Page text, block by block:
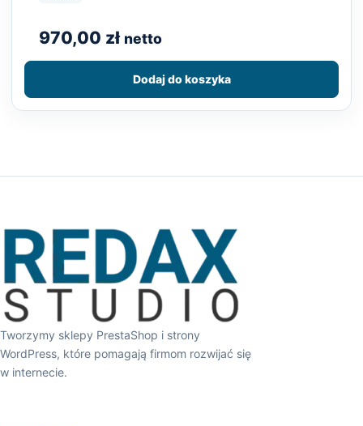
970,00 zł netto
Dodaj do koszyka
Tworzymy sklepy PrestaShop i strony
WordPress, które pomagają firmom rozwijać się
w internecie.